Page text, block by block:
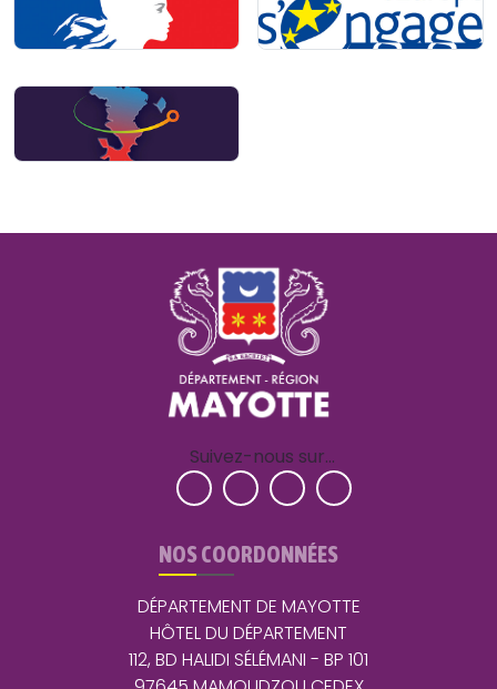
Suivez-nous sur…
NOS COORDONNÉES
DÉPARTEMENT DE MAYOTTE
HÔTEL DU DÉPARTEMENT
112, BD HALIDI SÉLÉMANI - BP 101